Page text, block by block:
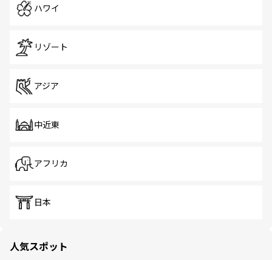
ハワイ
リゾート
アジア
中近東
アフリカ
日本
人気スポット